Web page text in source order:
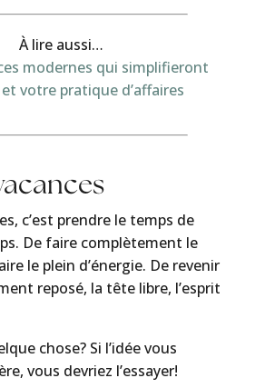
À lire aussi…
modernes qui simplifieront
votre pratique d’affaires
c’est prendre le temps de
De faire complètement le
le plein d’énergie. De revenir
reposé, la tête libre, l’esprit
chose? Si l’idée vous
vous devriez l’essayer!